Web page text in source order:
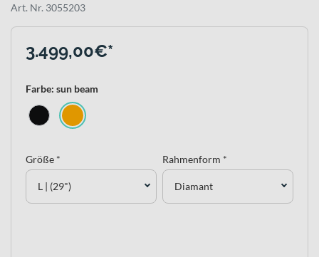
Art. Nr. 3055203
3.499,00€*
Farbe: sun beam
Größe *
L | (29")
Rahmenform *
Diamant